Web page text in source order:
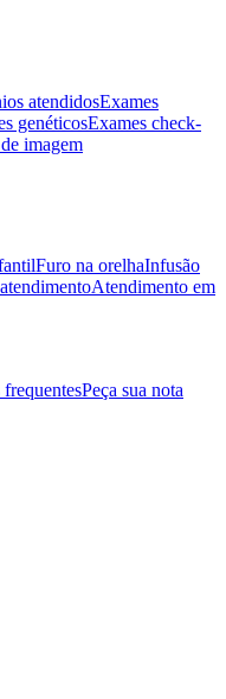
atendidosExames
genéticosExames check-
imagem
Furo na orelhaInfusão
Atendimento em
frequentesPeça sua nota